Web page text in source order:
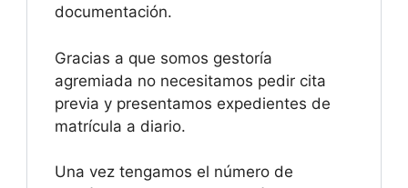
documentación.
Gracias a que somos gestoría
agremiada no necesitamos pedir cita
previa y presentamos expedientes de
matrícula a diario.
Una vez tengamos el número de